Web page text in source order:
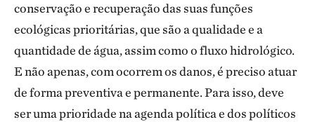
conservação e recuperação das suas funções
ecológicas prioritárias, que são a qualidade e a
quantidade de água, assim como o fluxo hidrológico.
E não apenas, com ocorrem os danos, é preciso atuar
de forma preventiva e permanente. Para isso, deve
ser uma prioridade na agenda política e dos políticos